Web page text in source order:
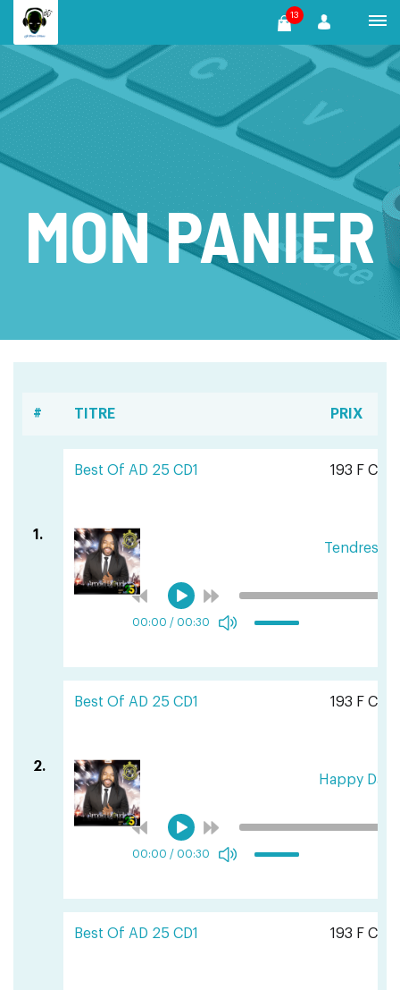
13
MON PANIER
# TITRE PRIX
Best Of AD 25 CD1 193 F CFA
1.
Tendresse
00:00 / 00:30
Best Of AD 25 CD1 193 F CFA
2.
Happy Days
00:00 / 00:30
Best Of AD 25 CD1 193 F CFA